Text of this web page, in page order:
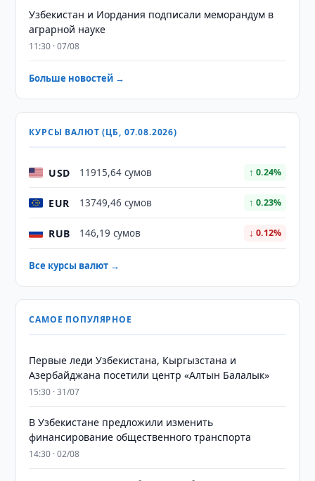
Узбекистан и Иордания подписали меморандум в
аграрной науке
11:30 · 07/08
Больше новостей →
КУРСЫ ВАЛЮТ (ЦБ, 07.08.2026)
USD 11915,64 сумов ↑ 0.24%
EUR 13749,46 сумов ↑ 0.23%
RUB 146,19 сумов ↓ 0.12%
Все курсы валют →
САМОЕ ПОПУЛЯРНОЕ
Первые леди Узбекистана, Кыргызстана и
Азербайджана посетили центр «Алтын Балалык»
15:30 · 31/07
В Узбекистане предложили изменить
финансирование общественного транспорта
14:30 · 02/08